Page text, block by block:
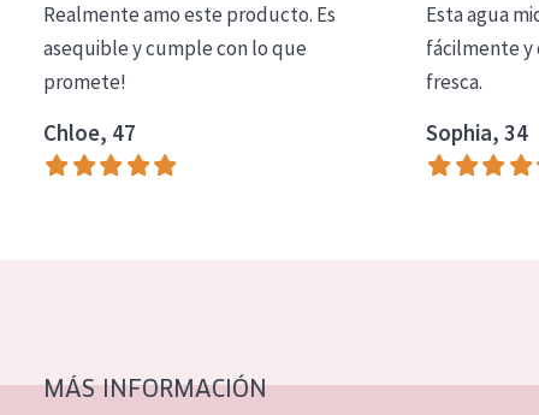
Limpieza
COLECCIÓN
Essentials
Lift+
Piel normal y seca
Realmente amo este producto. Es
asequible y cumple con lo que
promete!
Chloe, 47
Esta agua
fácilmente y
fresca.
Sophia, 34
MÁS INFORMACIÓN